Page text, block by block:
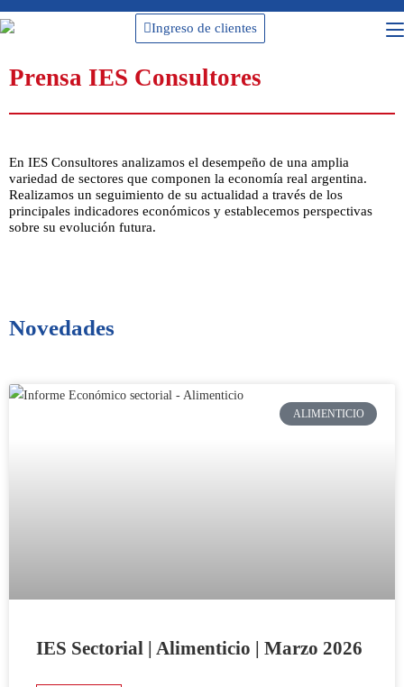
Ingreso de clientes
Prensa IES Consultores
En IES Consultores analizamos el desempeño de una amplia
variedad de sectores que componen la economía real argentina.
Realizamos un seguimiento de su actualidad a través de los
principales indicadores económicos y establecemos perspectivas
sobre su evolución futura.
Novedades
ALIMENTICIO
IES Sectorial | Alimenticio | Marzo 2026